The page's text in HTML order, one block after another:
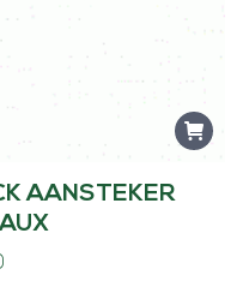
AANSTEKER